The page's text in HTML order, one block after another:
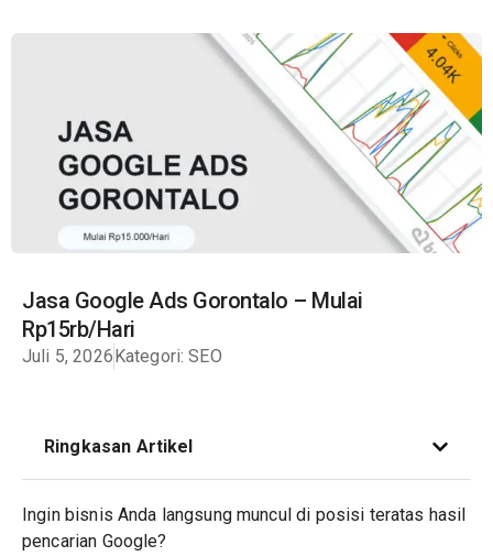
Jasa Google Ads Gorontalo – Mulai
Rp15rb/Hari
Juli 5, 2026Kategori: SEO
Ringkasan Artikel
Ingin bisnis Anda langsung muncul di posisi teratas hasil
pencarian Google?